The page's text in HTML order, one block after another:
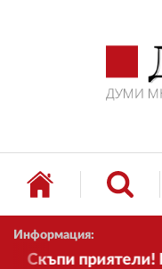
Информация:
Скъпи приятели!